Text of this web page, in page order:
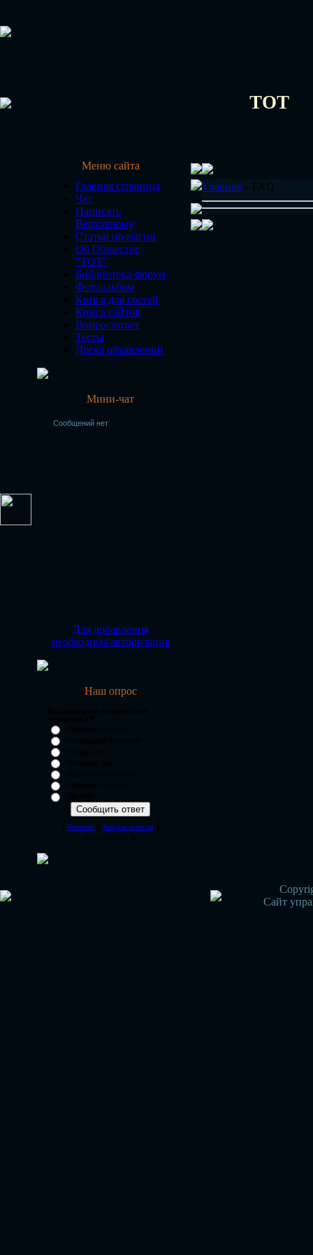
ТОТ
Меню сайта
Главная страница
Чат
Написать
Верховному
Статьи по магии
Об Обществе
"ТОТ"
Библиотека-форум
Фотоальбом
Книга для гостей
Книга сайтов
Вопрос/ответ
Тесты
Доска объявлений
Мини-чат
Для добавления
необходима авторизация
Наш опрос
Решение· Кладезь опросов]
Главная » FAQ
Сайт